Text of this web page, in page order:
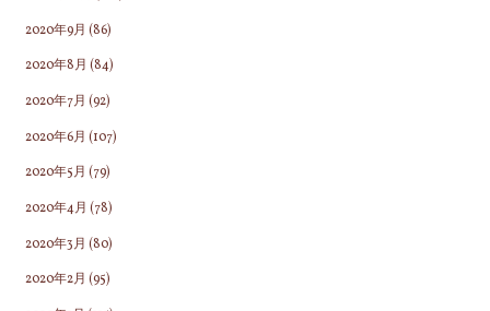
2020年9月 (86)
2020年8月 (84)
2020年7月 (92)
2020年6月 (107)
2020年5月 (79)
2020年4月 (78)
2020年3月 (80)
2020年2月 (95)